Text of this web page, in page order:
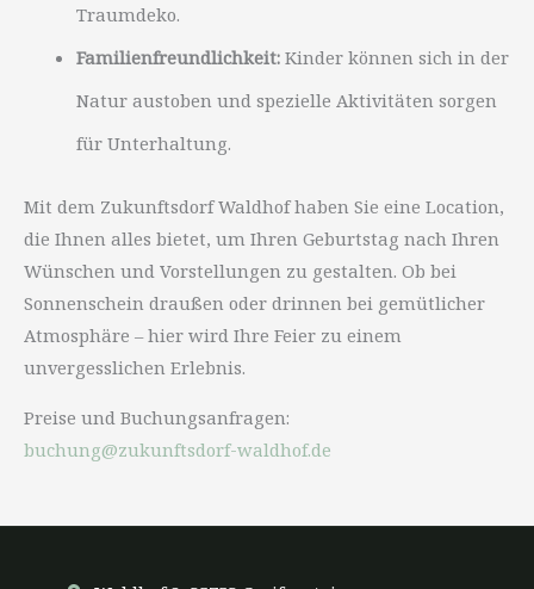
Traumdeko.
Familienfreundlichkeit:Kinder können sich in der
Natur austoben und spezielle Aktivitäten sorgen
für Unterhaltung.
Mit dem Zukunftsdorf Waldhof haben Sie eine Location,
die Ihnen alles bietet, um Ihren Geburtstag nach Ihren
Wünschen und Vorstellungen zu gestalten. Ob bei
Sonnenschein draußen oder drinnen bei gemütlicher
Atmosphäre – hier wird Ihre Feier zu einem
unvergesslichen Erlebnis.
Preise und Buchungsanfragen:
buchung@zukunftsdorf-waldhof.de